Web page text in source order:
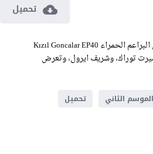
تحميل
مشاهدة وتحميل مسلسل البراعم الحمراء الحلقة 40 الموسم الثاني الحلقة 21 مترجمة رابط الحلقة 40 من البراعم الحمراء Kızıl Goncalar EP40
توراك، وشريف ايرول، وتعرض
الموسم الثاني
تحميل